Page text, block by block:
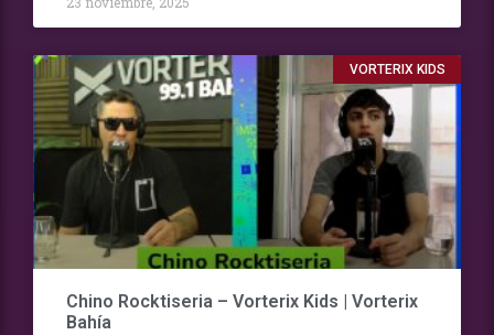
VORTERIX KIDS
Chino Rocktiseria – Vorterix Kids | Vorterix
Bahía